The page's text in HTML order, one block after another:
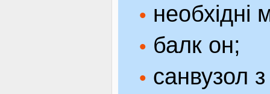
• необхідні
• балк он;
• санвузол